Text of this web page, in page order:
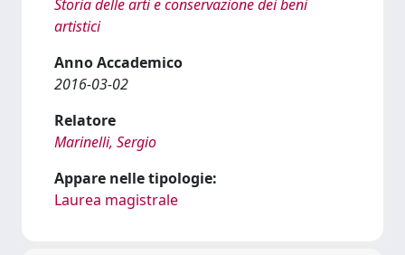
Storia delle arti e conservazione dei beni
artistici
Anno Accademico
2016-03-02
Relatore
Marinelli, Sergio
Appare nelle tipologie:
Laurea magistrale